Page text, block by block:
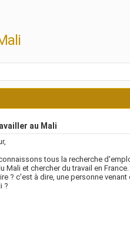
au Mali
tous la recherche
Mali et chercher du travail en
? c'est à dire, une personne
?